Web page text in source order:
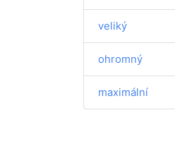
veliký
ohromný
maximální